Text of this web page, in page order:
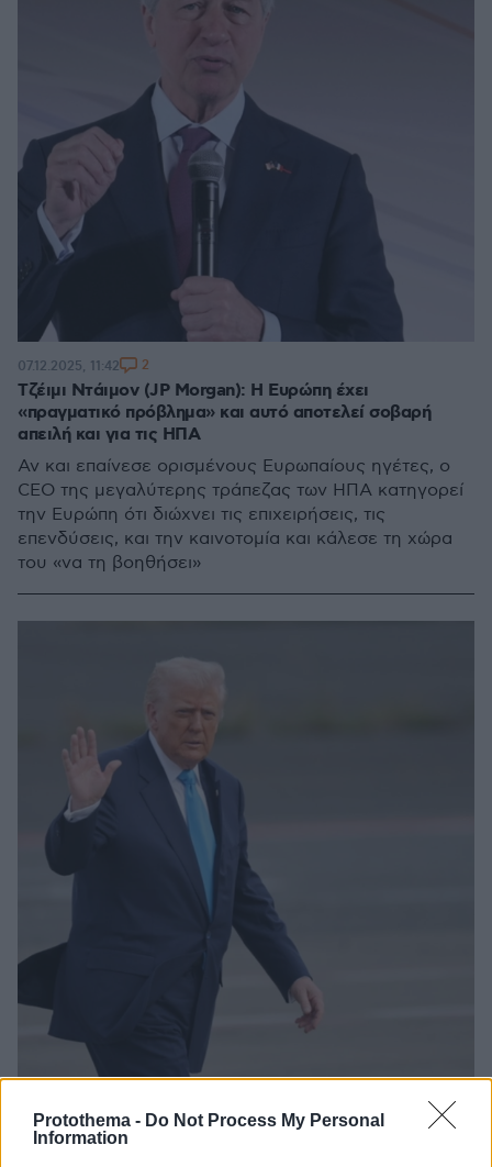
Protothema - Do Not Process My Personal
Information
Τζέιμι Ντάιμον (JP Morgan): Η Ευρώπη έχει
«πραγματικό πρόβλημα» και αυτό αποτελεί σοβαρή
απειλή και για τις ΗΠΑ
Αν και επαίνεσε ορισμένους Ευρωπαίους ηγέτες, ο
CEO της μεγαλύτερης τράπεζας των ΗΠΑ κατηγορεί
την Ευρώπη ότι διώχνει τις επιχειρήσεις, τις
επενδύσεις, και την καινοτομία και κάλεσε τη χώρα
του «να τη βοηθήσει»
07.12.2025, 11:42 2
Ο Τραμπ καλεί σε δείπνο την επιχειρηματική ελίτ των
ΗΠΑ, στον Λευκό Οίκο ο Τζέιμι Ντάιμον και στελέχη